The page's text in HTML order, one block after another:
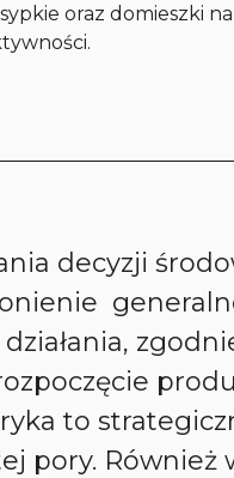
oraz domieszki
decyzji
to
pory. Również